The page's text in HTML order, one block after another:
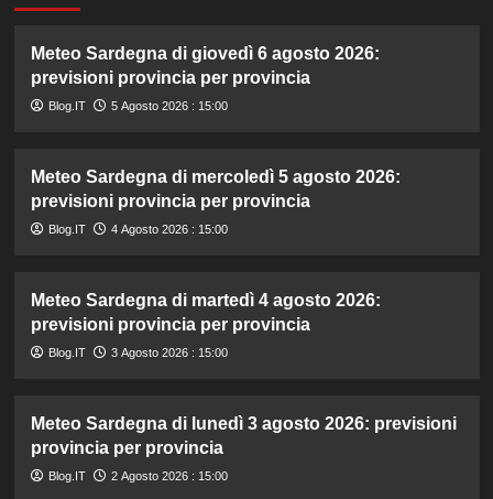
Meteo Sardegna di giovedì 6 agosto 2026:
previsioni provincia per provincia
Blog.IT 5 Agosto 2026 : 15:00
Meteo Sardegna di mercoledì 5 agosto 2026:
previsioni provincia per provincia
Blog.IT 4 Agosto 2026 : 15:00
Meteo Sardegna di martedì 4 agosto 2026:
previsioni provincia per provincia
Blog.IT 3 Agosto 2026 : 15:00
Meteo Sardegna di lunedì 3 agosto 2026: previsioni
provincia per provincia
Blog.IT 2 Agosto 2026 : 15:00